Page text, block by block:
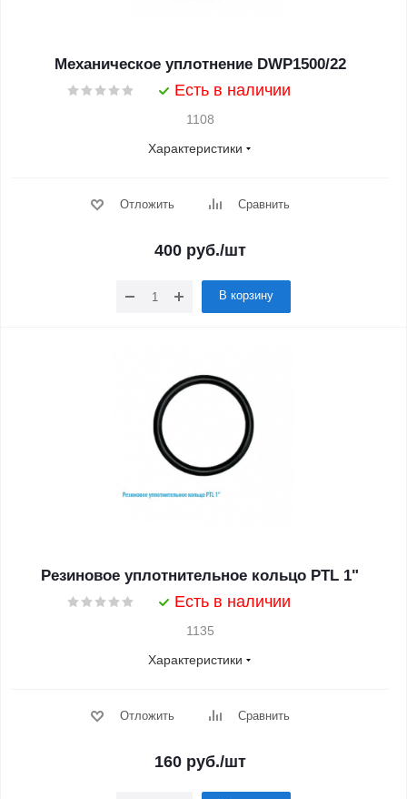
Механическое уплотнение DWP1500/22
Есть в наличии
1108
Характеристики
Отложить Сравнить
400 руб./шт
В корзину
Резиновое уплотнительное кольцо PTL 1"
Есть в наличии
1135
Характеристики
Отложить Сравнить
160 руб./шт